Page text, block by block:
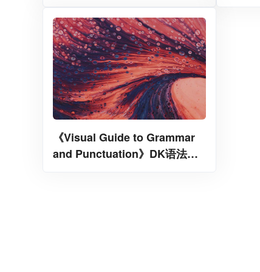
《Visual Guide to Grammar
and Punctuation》DK语法辅